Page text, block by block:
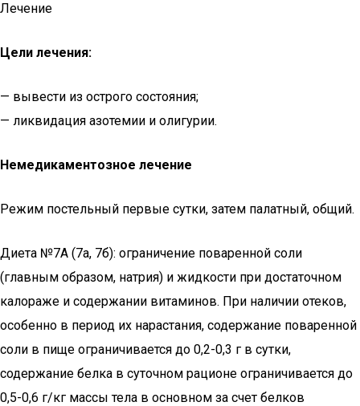
Лечение
Цели лечения:
— вывести из острого состояния;
— ликвидация азотемии и олигурии.
Немедикаментозное лечение
Режим постельный первые сутки, затем палатный, общий.
Диета №7А (7а, 7б): ограничение поваренной соли
(главным образом, натрия) и жидкости при достаточном
калораже и содержании витаминов. При наличии отеков,
особенно в период их нарастания, содержание поваренной
соли в пище ограничивается до 0,2-0,3 г в сутки,
содержание белка в суточном рационе ограничивается до
0,5-0,6 г/кг массы тела в основном за счет белков